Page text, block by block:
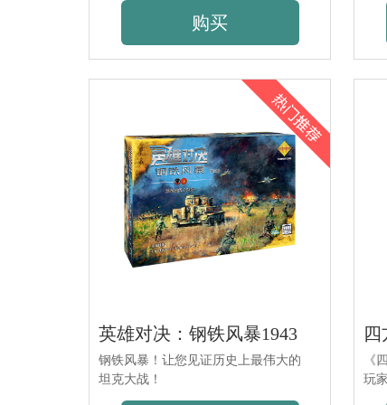
购买
英雄对决：钢铁风暴1943
钢铁风暴！让您见证历史上最伟大的
坦克大战！
《
玩
瓦